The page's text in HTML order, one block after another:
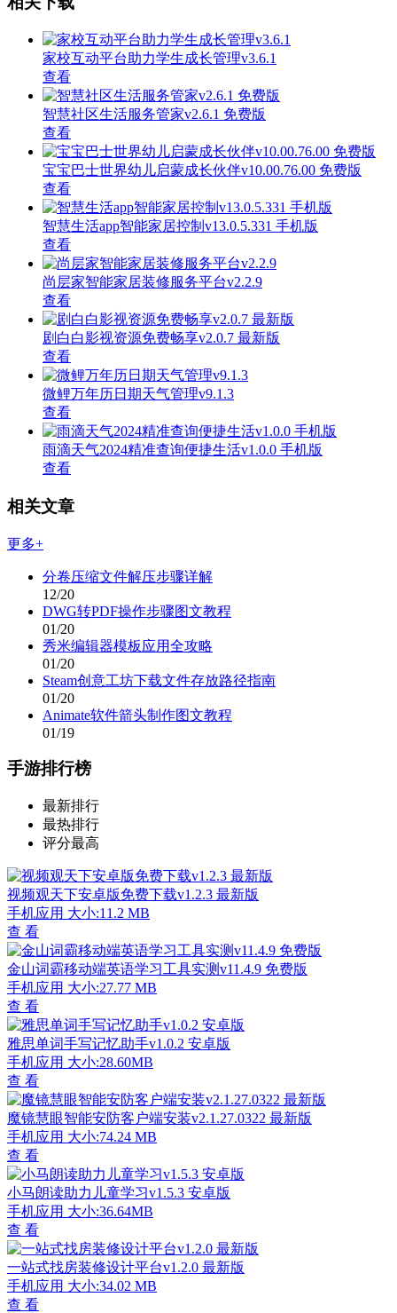
家校互动平台助力学生成长管理v3.6.1
查看
智慧社区生活服务管家v2.6.1 免费版
查看
宝宝巴士世界幼儿启蒙成长伙伴v10.00.76.00 免费版
查看
智慧生活app智能家居控制v13.0.5.331 手机版
查看
尚层家智能家居装修服务平台v2.2.9
查看
剧白白影视资源免费畅享v2.0.7 最新版
查看
微鲤万年历日期天气管理v9.1.3
查看
雨滴天气2024精准查询便捷生活v1.0.0 手机版
查看
相关文章
更多+
分卷压缩文件解压步骤详解
12/20
DWG转PDF操作步骤图文教程
01/20
秀米编辑器模板应用全攻略
01/20
Steam创意工坊下载文件存放路径指南
01/20
Animate软件箭头制作图文教程
01/19
手游排行榜
最新排行
最热排行
评分最高
视频观天下安卓版免费下载v1.2.3 最新版
手机应用 大小:11.2 MB
查 看
金山词霸移动端英语学习工具实测v11.4.9 免费版
手机应用 大小:27.77 MB
查 看
雅思单词手写记忆助手v1.0.2 安卓版
手机应用 大小:28.60MB
查 看
魔镜慧眼智能安防客户端安装v2.1.27.0322 最新版
手机应用 大小:74.24 MB
查 看
小马朗读助力儿童学习v1.5.3 安卓版
手机应用 大小:36.64MB
查 看
一站式找房装修设计平台v1.2.0 最新版
手机应用 大小:34.02 MB
查 看